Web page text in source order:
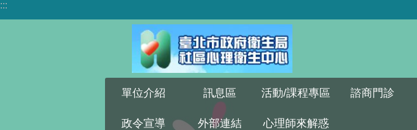
跳到主要內容區塊
:::
單位介紹 訊息區 活動/課程專區 諮商門診
政令宣導 外部連結 心理師來解惑